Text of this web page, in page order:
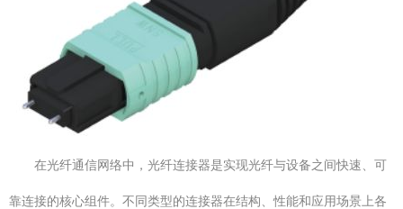
在光纤通信网络中，光纤连接器是实现光纤与设备之间快速、可
靠连接的核心组件。不同类型的连接器在结构、性能和应用场景上各